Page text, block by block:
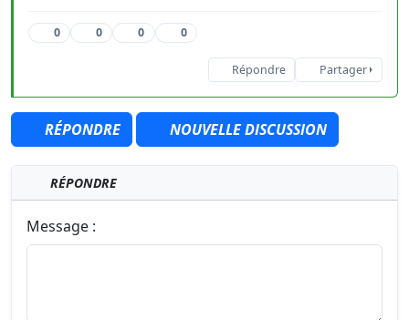
0 0 0 0
Répondre Partager
RÉPONDRE NOUVELLE DISCUSSION
RÉPONDRE
Message :